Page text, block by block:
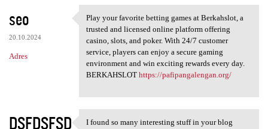
seo
20.10.2024
Adres
Play your favorite betting
Play your favorite betting games at Berkahslot, a
trusted and licensed online platform offering
casino, slots, and poker. With 24/7 customer
service, players can enjoy a secure gaming
environment and win exciting rewards every day.
BERKAHSLOT https://pafipangalengan.org/
DSFDSFSD
I found so many interesting stuff in your blog